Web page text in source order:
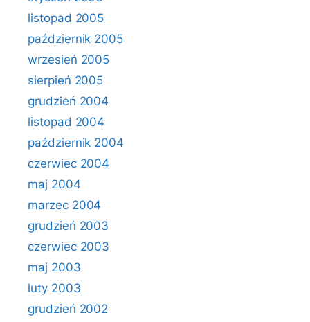
listopad 2005
październik 2005
wrzesień 2005
sierpień 2005
grudzień 2004
listopad 2004
październik 2004
czerwiec 2004
maj 2004
marzec 2004
grudzień 2003
czerwiec 2003
maj 2003
luty 2003
grudzień 2002